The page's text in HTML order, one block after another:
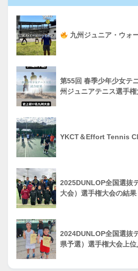
九州ジュニア・ウォ
第55回 春季少年少女テ
州ジュニアテニス選手権
YKCT＆Effort Tennis
2025DUNLOP全国選抜
大会）選手権大会の結果
2024DUNLOP全国選抜
県予選）選手権大会上